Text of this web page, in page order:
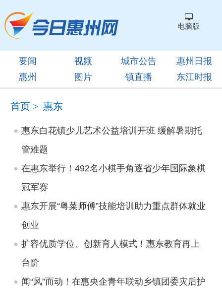
电脑版
要闻 视频 城市公告
惠州日报
惠州
图片 镇直播 东江时报
首页 >惠东
惠东白花镇少儿艺术公益培训开班 缓解暑期托
管难题
在惠东举行！492名小棋手角逐省少年国际象棋
冠军赛
惠东开展“粤菜师傅”技能培训助力重点群体就业
创业
扩容优质学位、创新育人模式！惠东教育再上
台阶
闻“风”而动！在惠央企青年联动乡镇团委灾后护